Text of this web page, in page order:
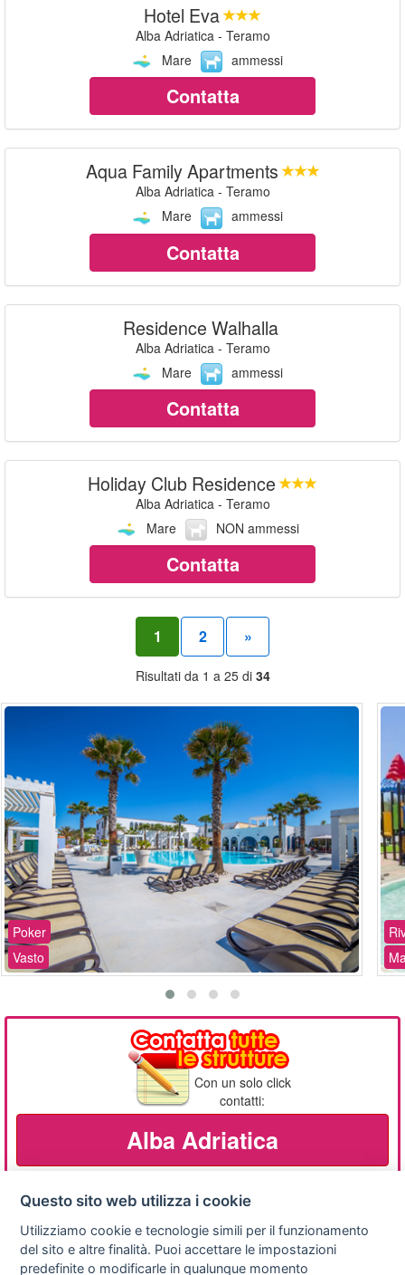
Hotel Eva
Alba Adriatica - Teramo
Mare
ammessi
Contatta
Aqua Family Apartments
Alba Adriatica - Teramo
Mare
ammessi
Contatta
Residence Walhalla
Alba Adriatica - Teramo
Mare
ammessi
Contatta
Holiday Club Residence
Alba Adriatica - Teramo
Mare
NON ammessi
Contatta
1 2 »
Risultati da 1 a 25 di 34
Poker
Vasto
Con un solo click
contatti:
Alba Adriatica
Privacy
policy
Avviso
legale
Scrivici
Questo sito web utilizza i cookie
Utilizziamo cookie e tecnologie simili per il funzionamento
del sito e altre finalità. Puoi accettare le impostazioni
predefinite o modificarle in qualunque momento